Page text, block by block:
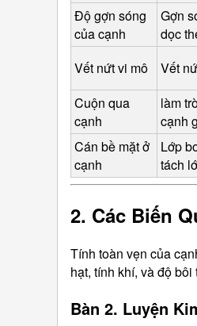
Độ gợn sóng
của cạnh
Gợn
dọc
Vết nứt vi mô
Vết
Cuộn qua
cạnh
làm
cạnh
Cán bề mặt ở
cạnh
Lớp
tách
2. Các Biến
Tính toàn vẹn của
hạt, tính khí, và độ
Bàn 2. Luyện